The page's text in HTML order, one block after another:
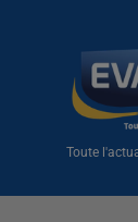
Toute